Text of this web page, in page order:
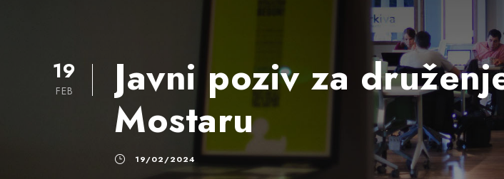
19
FEB
Javni poziv za
Mostaru
19/02/2024